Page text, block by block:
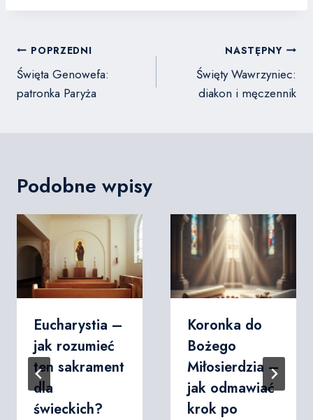
Nawigacja
wpisu
POPRZEDNI
Święta Genowefa:
patronka Paryża
NASTĘPNY
Święty Wawrzyniec:
diakon i męczennik
Podobne wpisy
Eucharystia –
jak rozumieć
ten sakrament
dla
świeckich?
Koronka do
Bożego
Miłosierdzia –
jak odmawiać
krok po